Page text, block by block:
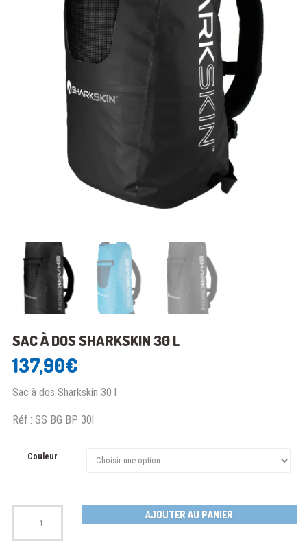
SAC À DOS SHARKSKIN 30 L
137,90€
Sac à dos Sharkskin 30 l
Réf : SS BG BP 30l
Couleur
Quantité AJOUTER AU PANIER